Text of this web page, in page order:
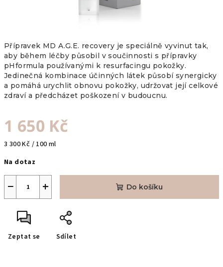
Přípravek MD A.G.E. recovery je speciálně vyvinut tak,
aby během léčby působil v součinnosti s přípravky
pHformula používanými k resurfacingu pokožky.
Jedinečná kombinace účinných látek působí synergicky
a pomáhá urychlit obnovu pokožky, udržovat její celkové
zdraví a předcházet poškození v budoucnu.
1 650 Kč
Měrná
3 300 Kč / 100 ml
Na dotaz
+
− Do košíku
Zeptat se Sdílet